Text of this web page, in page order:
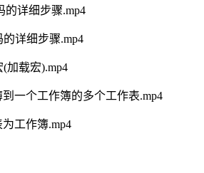
的详细步骤.mp4
的详细步骤.mp4
(加载宏).mp4
一个工作簿的多个工作表.mp4
工作簿.mp4